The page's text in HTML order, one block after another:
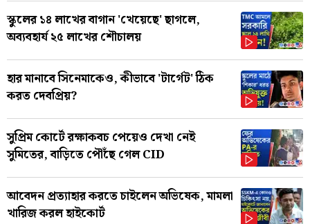
স্কুলের ১৪ লাখের বাগান 'খেয়েছে' ছাগলে,
অব্যবহার্য ২৫ লাখের শৌচালয়
হার মানাবে সিনেমাকেও, কীভাবে 'টার্গেট' ঠিক
করত দেবপ্রিয়?
সুপ্রিম কোর্টে রক্ষাকবচ পেয়েও দেখা নেই
সুমিতের, বাড়িতে পৌঁছে গেল CID
আবেদন প্রত্যাহার করতে চাইলেন অভিষেক, মামলা
খারিজ করল হাইকোর্ট